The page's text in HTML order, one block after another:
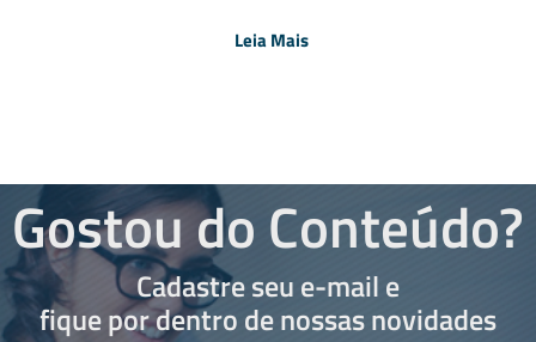
Leia Mais
Gostou do Conteúdo?
Cadastre seu e-mail e
fique por dentro de nossas novidades